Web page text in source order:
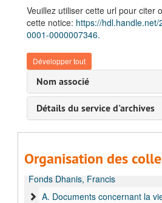
Veuillez utiliser cette url pour citer
cette notice: https://
0001-0000007346.
Développer tout
Nom associé
Détails du service d'archives
Organisation des
Fonds Dhanis, Francis
A. Documents concernant la